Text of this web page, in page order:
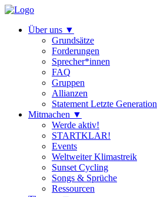
Über uns ▼
Grundsätze
Forderungen
Sprecher*innen
FAQ
Gruppen
Allianzen
Statement Letzte Generation
Mitmachen ▼
Werde aktiv!
STARTKLAR!
Events
Weltweiter Klimastreik
Sunset Cycling
Songs & Sprüche
Ressourcen